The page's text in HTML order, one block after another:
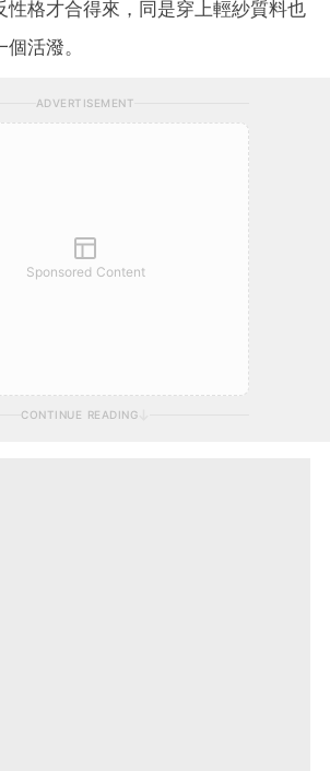
性格才合得來，同是穿上輕紗質料也
活潑。
ADVERTISEMENT
Sponsored Content
CONTINUE READING